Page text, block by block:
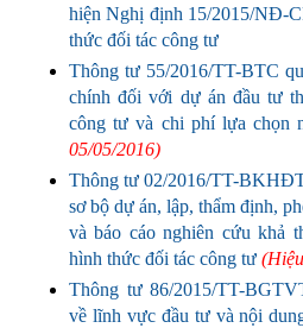
hiện Nghị định 15/2015/NĐ-
thức đối tác công tư
Thông tư 55/2016/TT-BTC
chính đối với dự án đầu tư
công tư và chi phí lựa chọn
05/05/2016)
Thông tư 02/2016/TT-
sơ bộ dự án, lập, thẩm định,
và báo cáo nghiên cứu khả
hình thức đối tác công tư
Thông tư 86/2015/TT-
về lĩnh vực đầu tư và nội